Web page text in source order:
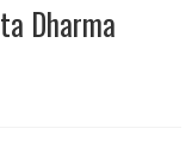
Dharma